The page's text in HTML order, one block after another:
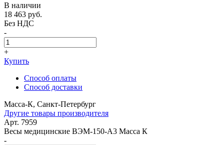
В наличии
18 463 руб.
Без НДС
-
+
Купить
Способ оплаты
Способ доставки
Масса-К, Санкт-Петербург
Другие товары производителя
Арт. 7959
Весы медицинские ВЭМ-150-А3 Масса К
-